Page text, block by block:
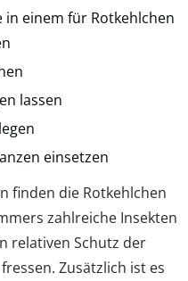
in einem für Rotkehlchen
lassen
einsetzen
finden die Rotkehlchen
zahlreiche Insekten
relativen Schutz der
Zusätzlich ist es